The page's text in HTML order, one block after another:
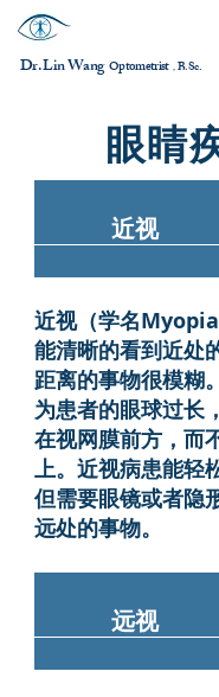
Dr. Lin WangOptometrist，B.Sc.
眼睛
近视
近视（学名
能清晰的看到近处
距离的事物很模糊
为患者的眼球过长
在视网膜前方，而
上。近视病患能轻
但需要眼镜或者隐
远处的事物。
远视